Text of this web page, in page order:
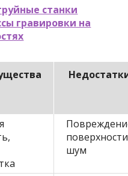
станки
гравировки на
шум